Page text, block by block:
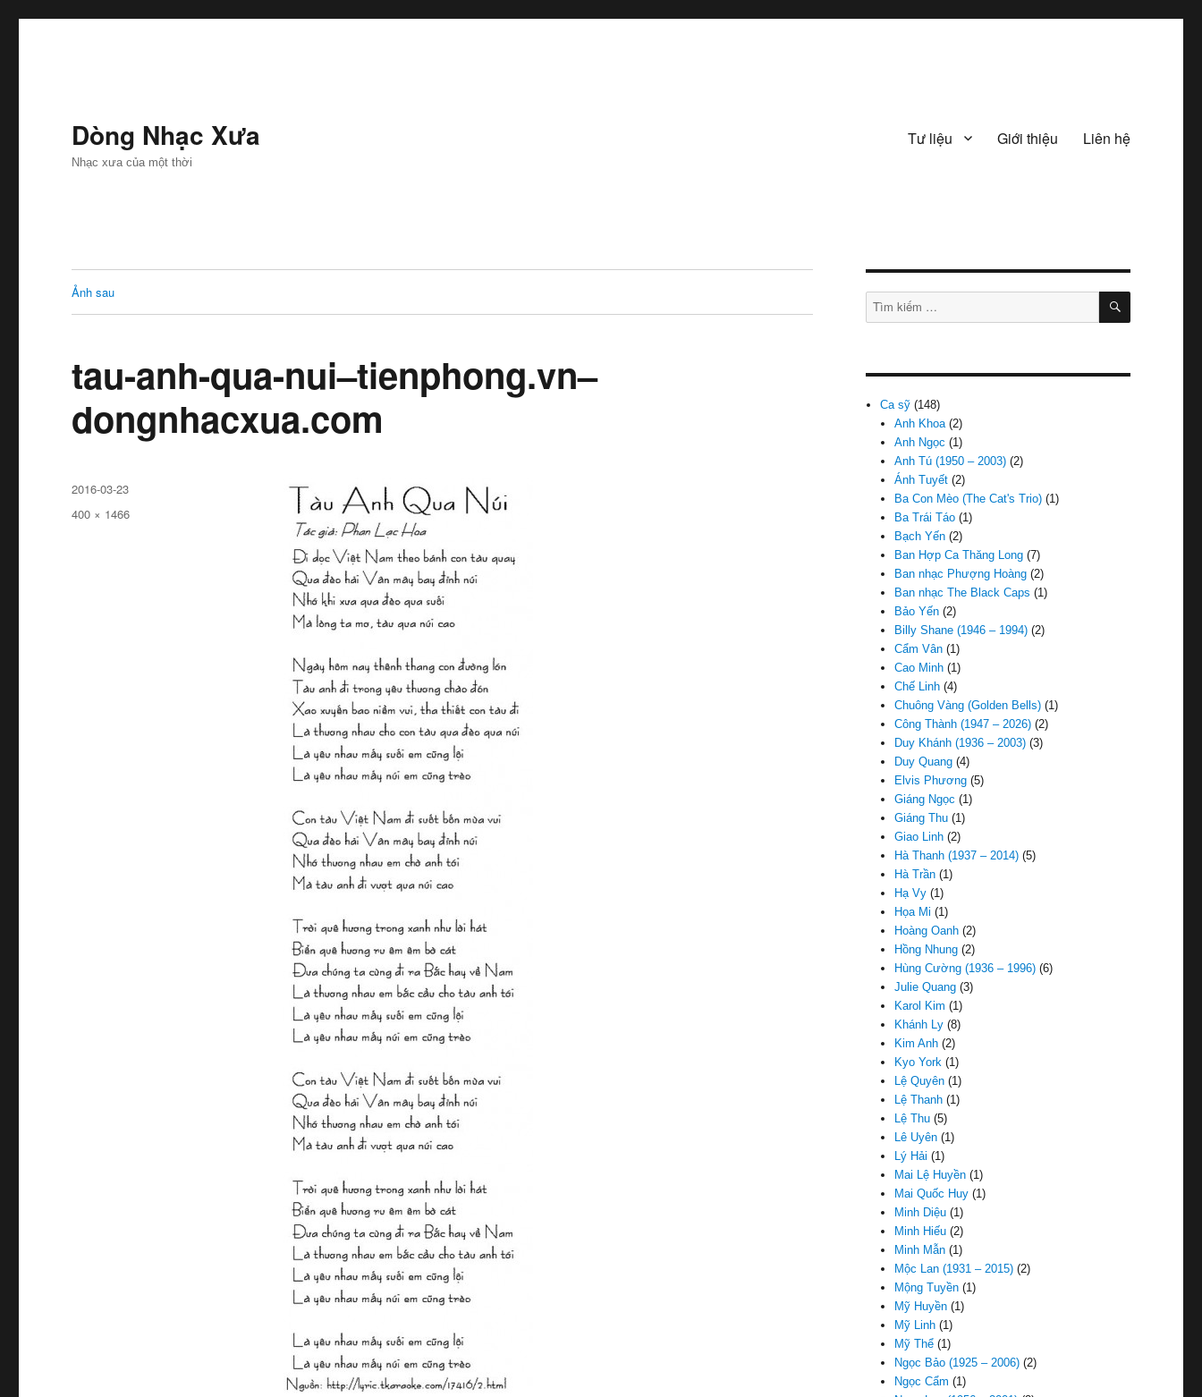
Dòng Nhạc Xưa
Nhạc xưa của một thời
Tư liệu Giới thiệu Liên hệ
Ảnh sau
tau-anh-qua-nui–tienphong.vn–
dongnhacxua.com
Đăng
ngày
2016-03-23
Kích
400 × 1466
Tìm
kiếm:
TÌM
Ca sỹ (148)
Anh Khoa(2)
Anh Ngọc (1)
Anh Tú (1950 – 2003) (2)
Ánh Tuyết (2)
Ba Con Mèo (The Cat's Trio) (1)
Ba Trái Táo (1)
Bạch Yến (2)
Ban Hợp Ca Thăng Long (7)
Ban nhạc Phượng Hoàng (2)
Ban nhạc The Black Caps (1)
Bảo Yến (2)
Billy Shane (1946 – 1994) (2)
Cẩm Vân (1)
Cao Minh (1)
Chế Linh (4)
Chuông Vàng (Golden Bells) (1)
Công Thành (1947 – 2026) (2)
Duy Khánh (1936 – 2003) (3)
Duy Quang (4)
Elvis Phương (5)
Giáng Ngọc (1)
Giáng Thu (1)
Giao Linh (2)
Hà Thanh (1937 – 2014) (5)
Hà Trần (1)
Hạ Vy (1)
Họa Mi (1)
Hoàng Oanh (2)
Hồng Nhung (2)
Hùng Cường (1936 – 1996) (6)
Julie Quang (3)
Karol Kim (1)
Khánh Ly (8)
Kim Anh (2)
Kyo York (1)
Lệ Quyên (1)
Lệ Thanh (1)
Lệ Thu (5)
Lê Uyên (1)
Lý Hải (1)
Mai Lệ Huyền (1)
Mai Quốc Huy (1)
Minh Diệu (1)
Minh Hiếu (2)
Minh Mẫn (1)
Mộc Lan (1931 – 2015) (2)
Mộng Tuyền (1)
Mỹ Huyền (1)
Mỹ Linh (1)
Mỹ Thể (1)
Ngọc Bảo (1925 – 2006) (2)
Ngọc Cẩm (1)